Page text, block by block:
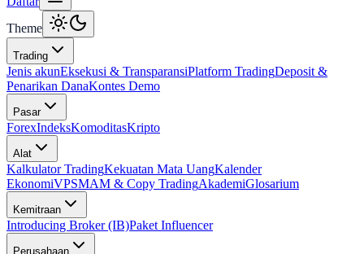
Theme
Trading
Jenis akunEksekusi & TransparansiPlatform TradingDeposit &
Penarikan DanaKontes Demo
Pasar
ForexIndeksKomoditasKripto
Alat
Kalkulator TradingKekuatan Mata UangKalender
EkonomiVPSMAM & Copy TradingAkademiGlosarium
Kemitraan
Introducing Broker (IB)Paket Influencer
Perusahaan